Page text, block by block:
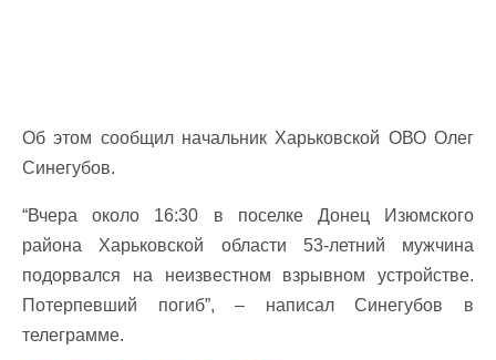
Об этом сообщил начальник Харьковской ОВО Олег
Синегубов.
“Вчера около 16:30 в поселке Донец Изюмского
района Харьковской области 53-летний мужчина
подорвался на неизвестном взрывном устройстве.
Потерпевший погиб”, – написал Синегубов в
телеграмме.